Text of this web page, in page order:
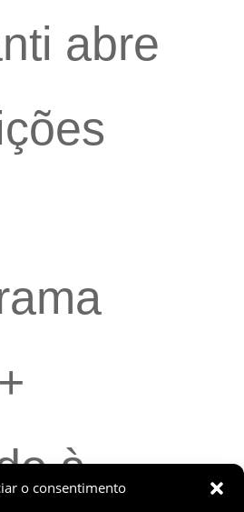
o consentimento
abre
à